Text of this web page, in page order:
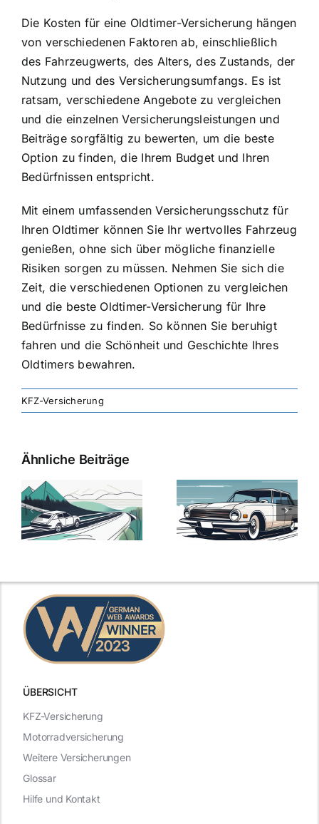
Die Kosten für eine Oldtimer-Versicherung hängen
von verschiedenen Faktoren ab, einschließlich
des Fahrzeugwerts, des Alters, des Zustands, der
Nutzung und des Versicherungsumfangs. Es ist
ratsam, verschiedene Angebote zu vergleichen
und die einzelnen Versicherungsleistungen und
Beiträge sorgfältig zu bewerten, um die beste
Option zu finden, die Ihrem Budget und Ihren
Bedürfnissen entspricht.
Mit einem umfassenden Versicherungsschutz für
Ihren Oldtimer können Sie Ihr wertvolles Fahrzeug
genießen, ohne sich über mögliche finanzielle
Risiken sorgen zu müssen. Nehmen Sie sich die
Zeit, die verschiedenen Optionen zu vergleichen
und die beste Oldtimer-Versicherung für Ihre
Bedürfnisse zu finden. So können Sie beruhigt
fahren und die Schönheit und Geschichte Ihres
Oldtimers bewahren.
KFZ-Versicherung
Ähnliche Beiträge
Versicherung:
Günstige Kfz-
Versicherungstarife
mit Top-
Kfz-
Die besten
Angebote im
ÜBERSICHT
KFZ-Versicherung
Motorradversicherung
Weitere Versicherungen
Glossar
Hilfe und Kontakt